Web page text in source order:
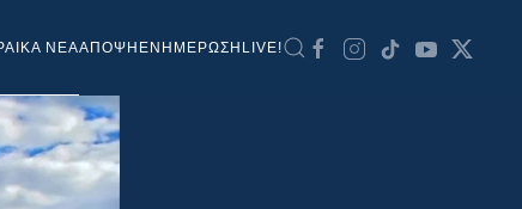
ΝΕΑΑΠΟΨΗ ΕΝΗΜΕΡΩΣΗ LIVE!